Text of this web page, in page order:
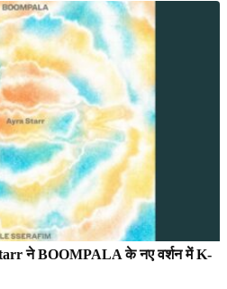
ने BOOMPALA के नए वर्शन में K-